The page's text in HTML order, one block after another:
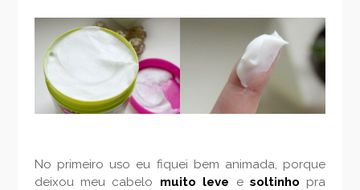
No primeiro uso eu fiquei bem animada, porque
deixou meu cabelo muito leve esoltinho pra